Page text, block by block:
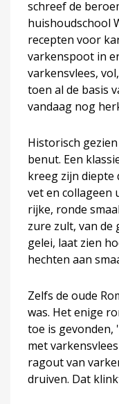
schreef de
huishoudschool
recepten voor
varkenspoot in
varkensvlees,
toen al de basis
vandaag nog
Historisch
benut. Een
kreeg zijn
vet en collageen
rijke, ronde
zure zult, van
gelei, laat zien
hechten aan
Zelfs de oude
was. Het enige
toe is gevonden,
met
ragout van
druiven. Dat